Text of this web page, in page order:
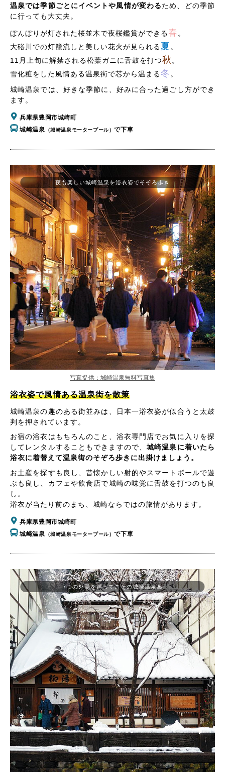
温泉では季節ごとにイベントや風情が変わるため、どの季節
に行っても大丈夫。
ぼんぼりが灯された桜並木で夜桜鑑賞ができる春 。
大硲川での灯籠流しと美しい花火が見られる夏 。
11月上旬に解禁される松葉ガニに舌鼓を打つ秋 。
雪化粧をした風情ある温泉街で芯から温まる冬 。
城崎温泉では、好きな季節に、好みに合った過ごし方ができ
ます。
兵庫県豊岡市城崎町
城崎温泉 （城崎温泉モータープール）で下車
浴衣姿で風情ある温泉街を散策
城崎温泉の趣のある街並みは、日本一浴衣姿が似合うと太鼓
判を押されています。
お宿の浴衣はもちろんのこと、浴衣専門店でお気に入りを探
してレンタルすることもできますので、 城崎温泉に着いたら
浴衣に着替えて温泉街のそぞろ歩きに出掛けましょう。
お土産を探すも良し、昔懐かしい射的やスマートボールで遊
ぶも良し、カフェや飲食店で城崎の味覚に舌鼓を打つのも良
し。
浴衣が当たり前のまち、城崎ならではの旅情があります。
兵庫県豊岡市城崎町
城崎温泉 （城崎温泉モータープール）で下車
夜も楽しい城崎温泉を浴衣姿でそぞろ歩き
写真提供：城崎温泉無料写真集
7つの外湯を巡ってこその城崎温泉♨